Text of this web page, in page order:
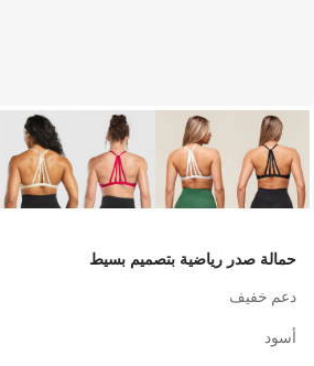
حمالة صدر رياضية بتصميم بسيط
دعم خفيف
أسود